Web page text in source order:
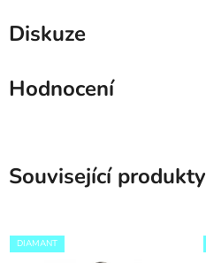
Diskuze
Hodnocení
Související produkty
DIAMANT